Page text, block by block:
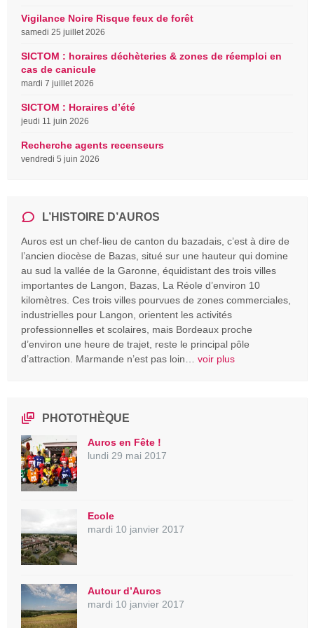
Vigilance Noire Risque feux de forêt
samedi 25 juillet 2026
SICTOM : horaires déchèteries & zones de réemploi en
cas de canicule
mardi 7 juillet 2026
SICTOM : Horaires d’été
jeudi 11 juin 2026
Recherche agents recenseurs
vendredi 5 juin 2026
L’HISTOIRE D’AUROS
Auros est un chef-lieu de canton du bazadais, c’est à dire de
l’ancien diocèse de Bazas, situé sur une hauteur qui domine
au sud la vallée de la Garonne, équidistant des trois villes
importantes de Langon, Bazas, La Réole d’environ 10
kilomètres. Ces trois villes pourvues de zones commerciales,
industrielles pour Langon, orientent les activités
professionnelles et scolaires, mais Bordeaux proche
d’environ une heure de trajet, reste le principal pôle
d’attraction. Marmande n’est pas loin… voir plus
PHOTOTHÈQUE
Auros en Fête !
lundi 29 mai 2017
Ecole
mardi 10 janvier 2017
Autour d’Auros
mardi 10 janvier 2017